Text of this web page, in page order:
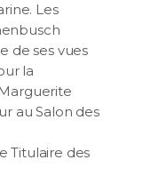
Les
de ses vues
la
au Salon des
Titulaire des